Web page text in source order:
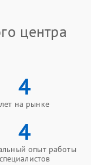
центра
4
лет на рынке
4
опыт работы
специалистов